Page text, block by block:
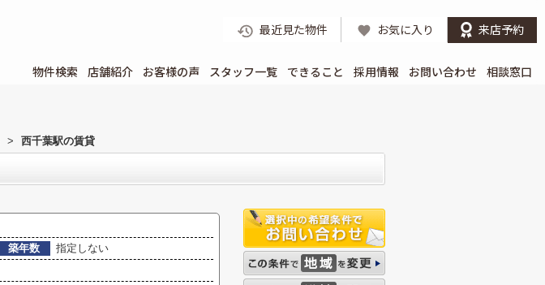
最近見た物件 お気に入り 来店予約
物件検索 店舗紹介 お客様の声 スタッフ一覧 できること 採用情報 お問い合わせ 相談窓口
> 西千葉駅の賃貸
築年数
指定しない